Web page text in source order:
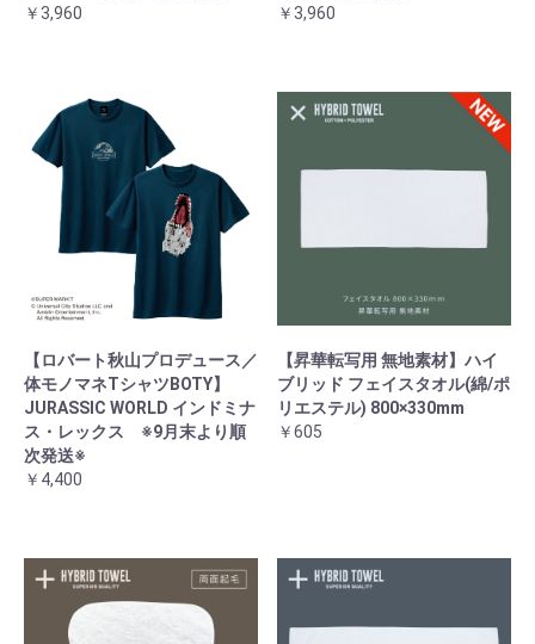
￥3,960
￥3,960
【ロバート秋山プロデュース／
体モノマネTシャツBOTY】
JURASSIC WORLD インドミナ
ス・レックス ※9月末より順
次発送※
￥4,400
【昇華転写用 無地素材】ハイ
ブリッド フェイスタオル(綿/ポ
リエステル) 800×330mm
￥605